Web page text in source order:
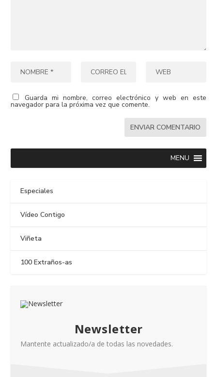
Guarda mi nombre, correo electrónico y web en este
navegador para la próxima vez que comente.
MENU
Especiales
Vídeo Contigo
Viñeta
100 Extraños-as
Newsletter
Mantente actualizado/a de todas las novedades.